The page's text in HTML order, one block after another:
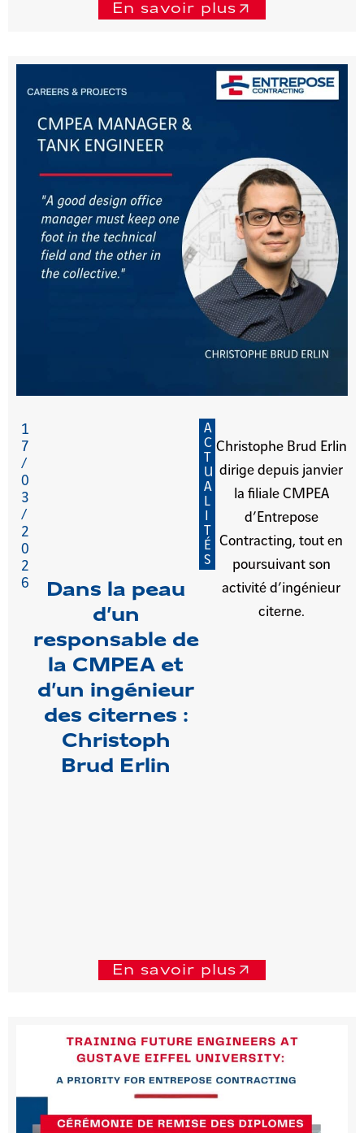
En savoir plus
1
7
/
0
3
/
2
0
2
6
Dans la peau
d’un
responsable de
la CMPEA et
d’un ingénieur
des citernes :
Christoph
Brud Erlin
A
C
T
U
A
L
T
É
S
Christophe Brud Erlin
dirige depuis janvier
la filiale CMPEA
d’Entrepose
Contracting, tout en
poursuivant son
activité d’ingénieur
citerne.
En savoir plus